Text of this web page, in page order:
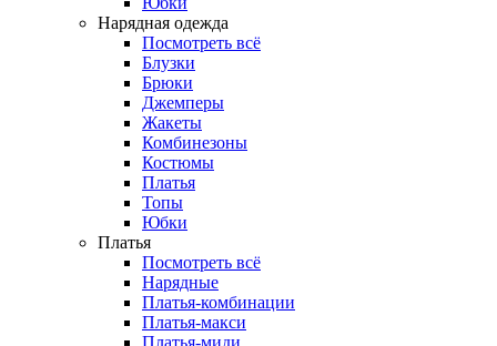
Нарядная одежда
Посмотреть всё
Блузки
Брюки
Джемперы
Жакеты
Комбинезоны
Костюмы
Платья
Топы
Юбки
Платья
Посмотреть всё
Нарядные
Платья-комбинации
Платья-макси
Платья-миди